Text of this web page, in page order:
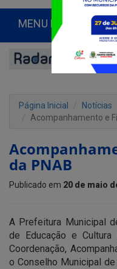
MENU PRINCIPAL
Página Inicial
Notícias
Acompanhamento e
da PNAB
Publicado em 20 de maio
A Prefeitura Municipal
de Educação e
Coordenação,
o Conselho Municipal